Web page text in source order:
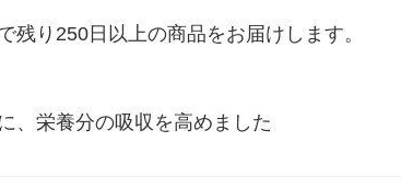
残り250日以上の商品をお届けします。
、栄養分の吸収を高めました